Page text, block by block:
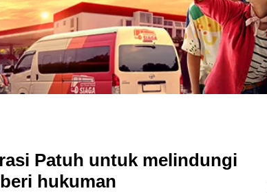
Patuh untuk melindungi
hukuman